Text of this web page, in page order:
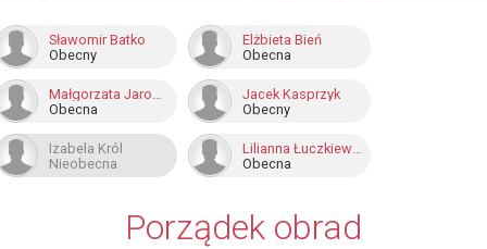
Sławomir Batko
Obecny
Elżbieta Bień
Obecna
Małgorzata Jarosz-Basztabin
Obecna
Jacek Kasprzyk
Obecny
Izabela Król
Nieobecna
Lilianna Łuczkiewicz
Obecna
Porządek obrad